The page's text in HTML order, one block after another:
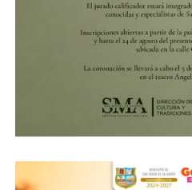
Con esta resolución,
contrato que pretenda
representación jurídica de
manera obligatoria, la firma
aprobación previa del
maniobra directa del
del periodo constituciona.